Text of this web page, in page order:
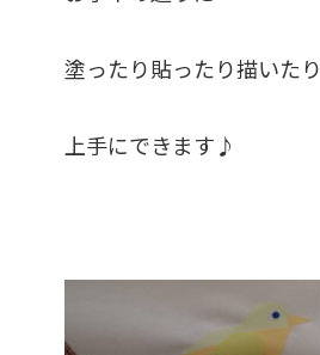
塗ったり貼ったり描いたり
上手にできます♪